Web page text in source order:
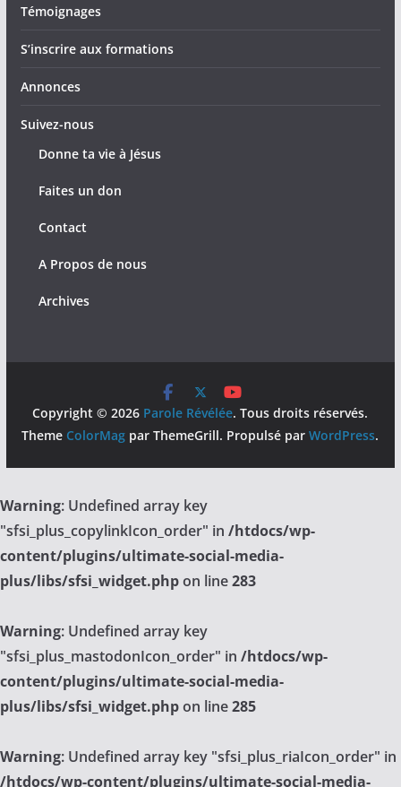
Témoignages
S’inscrire aux formations
Annonces
Suivez-nous
Donne ta vie à Jésus
Faites un don
Contact
A Propos de nous
Archives
Copyright © 2026 Parole Révélée. Tous droits réservés.
Theme ColorMag par ThemeGrill. Propulsé parWordPress.
Warning: Undefined array key
"sfsi_plus_copylinkIcon_order" in /htdocs/wp-
content/plugins/ultimate-social-media-
plus/libs/sfsi_widget.phpon line283
Warning: Undefined array key
"sfsi_plus_mastodonIcon_order" in /htdocs/wp-
content/plugins/ultimate-social-media-
plus/libs/sfsi_widget.phpon line285
Warning: Undefined array key "sfsi_plus_riaIcon_order" in
/htdocs/wp-content/plugins/ultimate-social-media-